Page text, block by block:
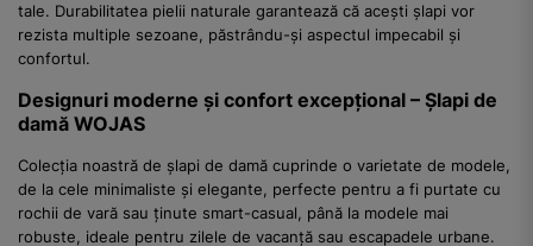
tale. Durabilitatea pielii naturale garantează că acești șlapi vor
rezista multiple sezoane, păstrându-și aspectul impecabil și
confortul.
Designuri moderne și confort excepțional – Șlapi de
damă WOJAS
Colecția noastră de șlapi de damă cuprinde o varietate de modele,
de la cele minimaliste și elegante, perfecte pentru a fi purtate cu
rochii de vară sau ținute smart-casual, până la modele mai
robuste, ideale pentru zilele de vacanță sau escapadele urbane.